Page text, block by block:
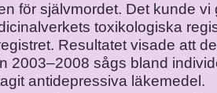
för självmordet. Det kunde vi
toxikologiska
Resultatet visade att
2003–2008 sågs bland
antidepressiva läkemedel.